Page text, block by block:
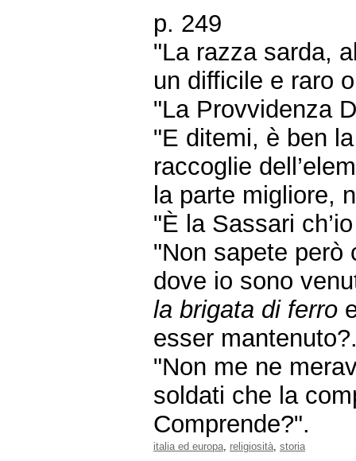
p. 249
"La razza sarda,
un difficile e raro
"La Provvidenza
"E ditemi, è ben
raccoglie
la parte migliore,
"È la Sassari
"Non sapete però
dove io sono
la brigata di ferro
esser
"Non me ne
soldati che la
Comprende?".
italia ed europa religiosità storia